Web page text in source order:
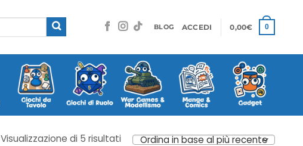
BLOG ACCEDI 0,00€ 0
Visualizzazione di 5 risultatiOrdina